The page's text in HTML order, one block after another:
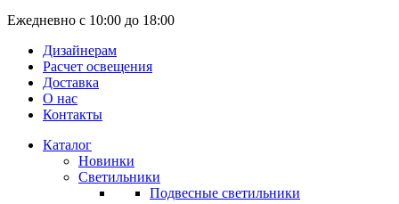
Ежедневно с 10:00 до 18:00
Дизайнерам
Расчет освещения
Доставка
О нас
Контакты
Каталог
Новинки
Светильники
Подвесные светильники